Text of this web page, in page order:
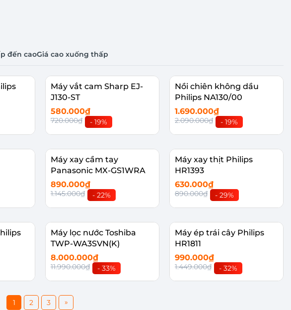
đến caoGiá cao xuống thấp
Máy vắt cam Sharp EJ-
J130-ST
580.000₫
720.000₫ - 19%
Thêm vào giỏ
Nồi chiên không dầu
Philips NA130/00
1.690.000₫
2.090.000₫ - 19%
Thêm vào giỏ
Máy xay cầm tay
Panasonic MX-GS1WRA
890.000₫
1.145.000₫ - 22%
Thêm vào giỏ
Máy xay thịt Philips
HR1393
630.000₫
890.000₫ - 29%
Thêm vào giỏ
Máy lọc nước Toshiba
TWP-WA3SVN(K)
8.000.000₫
11.990.000₫ - 33%
Thêm vào giỏ
Máy ép trái cây Philips
HR1811
990.000₫
1.449.000₫ - 32%
1
2 3 »